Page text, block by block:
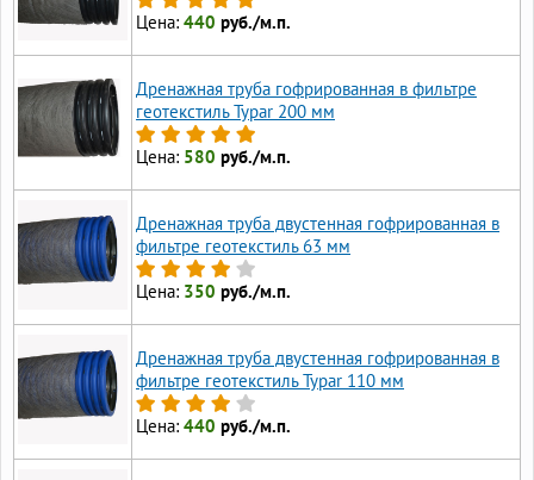
Цена: 440 руб./м.п.
Дренажная труба гофрированная в фильтре
геотекстиль Typar 200 мм
Цена: 580 руб./м.п.
Дренажная труба двустенная гофрированная в
фильтре геотекстиль 63 мм
Цена: 350 руб./м.п.
Дренажная труба двустенная гофрированная в
фильтре геотекстиль Typar 110 мм
Цена: 440 руб./м.п.